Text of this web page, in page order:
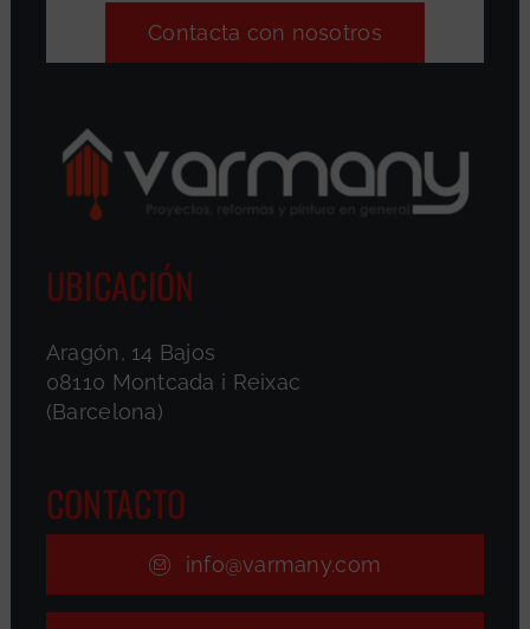
Contacta con nosotros
UBICACIÓN
Aragón, 14 Bajos
08110 Montcada i Reixac
(Barcelona)
CONTACTO
info@varmany.com